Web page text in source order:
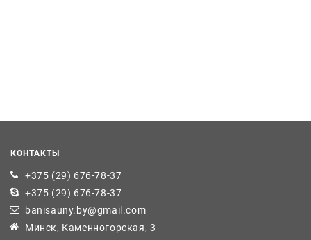
КОНТАКТЫ
+375 (29) 676-78-37
+375 (29) 676-78-37
banisauny.by@gmail.com
Минск, Каменногорская, 3